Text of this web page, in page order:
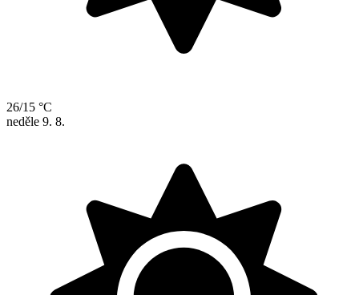
26/15 °C
neděle 9. 8.